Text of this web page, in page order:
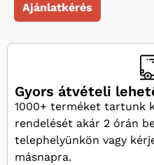
Ajánlatkérés
Gyors átvételi
1000+ terméket tartunk
rendelését akár 2 órán
telephelyünkön vagy
másnapra.